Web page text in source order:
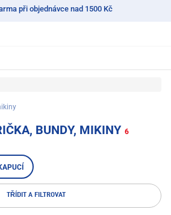
při objednávce nad 1500 Kč
BUNDY, MIKINY 6
TŘÍDIT A FILTROVAT